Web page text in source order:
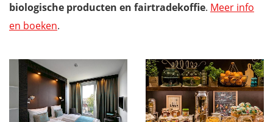
biologische producten en fairtradekoffie. Meer info
en boeken.